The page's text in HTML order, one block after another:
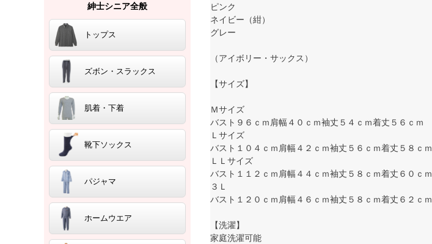
紳士シニア全般
トップス
ズボン・スラックス
肌着・下着
靴下ソックス
パジャマ
ホームウエア
ピンク
ネイビー（紺）
グレー
（アイボリー・サックス）
【サイズ】
Ｍサイズ
バスト９６ｃｍ肩幅４０ｃｍ袖丈５４ｃｍ着丈５６ｃｍ
Ｌサイズ
バスト１０４ｃｍ肩幅４２ｃｍ袖丈５６ｃｍ着丈５８ｃｍ
ＬＬサイズ
バスト１１２ｃｍ肩幅４４ｃｍ袖丈５８ｃｍ着丈６０ｃｍ
３Ｌ
バスト１２０ｃｍ肩幅４６ｃｍ袖丈５８ｃｍ着丈６２ｃｍ
【洗濯】
家庭洗濯可能